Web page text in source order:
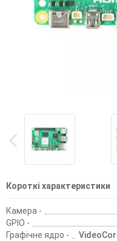
Короткі характеристики
Камера -
GPIO -
Графічне ядро -